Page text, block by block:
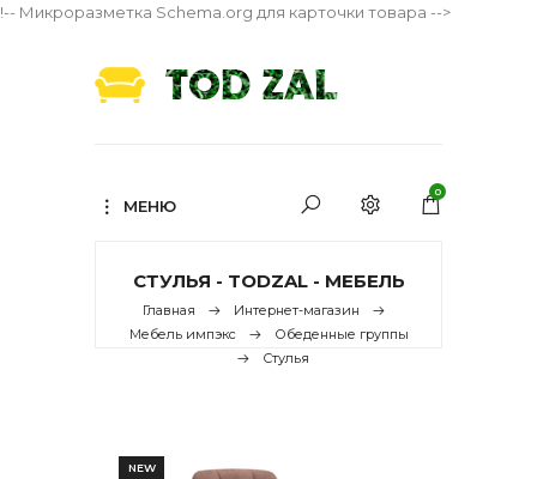
!-- Микроразметка Schema.org для карточки товара -->
МЕНЮ
0
СТУЛЬЯ - TODZAL - МЕБЕЛЬ
Главная
Интернет-магазин
Мебель импэкс
Обеденные группы
Стулья
NEW